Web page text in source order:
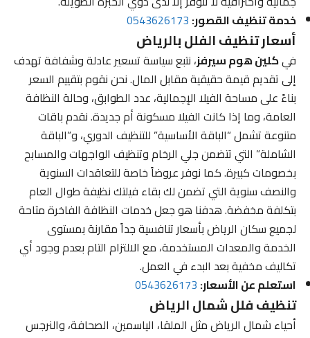
خدمة تنظيف القصور:0543626173
أسعار تنظيف الفلل بالرياض
فيكلين هوم سيرفز، نتبع سياسة تسعير عادلة وشفافة تهدف
إلى تقديم قيمة حقيقية مقابل المال. نحن نقوم بتقييم السعر
بناءً على مساحة الفيلا الإجمالية، عدد الطوابق، وحالة النظافة
العامة، وما إذا كانت الفيلا مسكونة أم جديدة. نقدم باقات
متنوعة تشمل “الباقة الأساسية” للتنظيف الدوري، و”الباقة
الشاملة” التي تتضمن جلي الرخام وتنظيف الواجهات والمسابح
بخصومات كبيرة. كما نوفر عروضاً خاصة للتعاقدات السنوية
والنصف سنوية التي تضمن لك بقاء فيلتك نظيفة طوال العام
بتكلفة مخفضة. هدفنا هو جعل خدمات النظافة الفاخرة متاحة
لجميع سكان الرياض بأسعار تنافسية جداً مقارنة بمستوى
الخدمة والمعدات المستخدمة، مع الالتزام التام بعدم وجود أي
تكاليف مخفية بعد البدء في العمل.
استعلم عن الأسعار:0543626173
تنظيف فلل شمال الرياض
أحياء شمال الرياض مثل الملقا، الياسمين، الصحافة، والنرجس